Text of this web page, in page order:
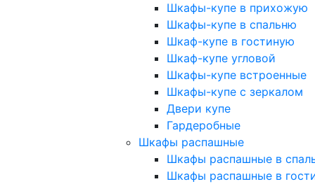
Шкафы-купе в прихожую
Шкафы-купе в спальню
Шкаф-купе в гостиную
Шкаф-купе угловой
Шкафы-купе встроенные
Шкафы-купе с зеркалом
Двери купе
Гардеробные
Шкафы распашные
Шкафы распашные в
Шкафы распашные в